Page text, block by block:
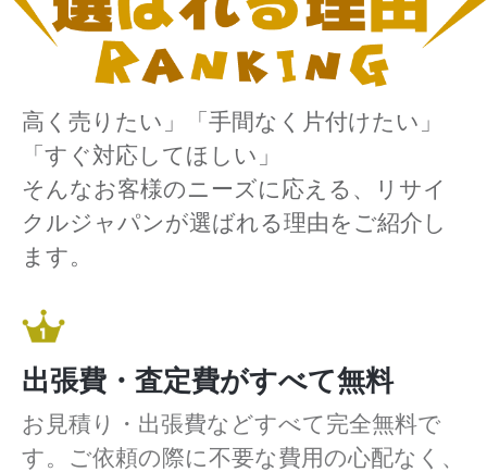
高く売りたい」「手間なく片付けたい」
「すぐ対応してほしい」
そんなお客様のニーズに応える、リサイ
クルジャパンが選ばれる理由をご紹介し
ます。
出張費・査定費がすべて無料
お見積り・出張費などすべて完全無料で
す。ご依頼の際に不要な費用の心配なく、